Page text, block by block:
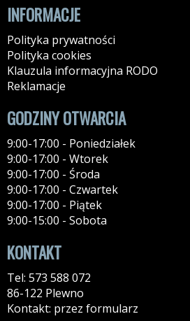
INFORMACJE
Polityka prywatności
Polityka cookies
Klauzula informacyjna RODO
Reklamacje
GODZINY OTWARCIA
9:00-17:00 - Poniedziałek
9:00-17:00 - Wtorek
9:00-17:00 - Środa
9:00-17:00 - Czwartek
9:00-17:00 - Piątek
9:00-15:00 - Sobota
KONTAKT
Tel: 573 588 072
86-122 Plewno
Kontakt: przez formularz